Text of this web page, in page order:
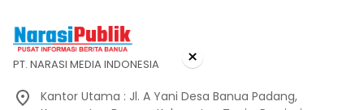
PT. NARASI MEDIA INDONESIA
Kantor Utama : Jl. A Yani Desa Banua Padang,
×